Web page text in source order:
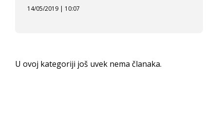
14/05/2019 | 10:07
U ovoj kategoriji još uvek nema članaka.